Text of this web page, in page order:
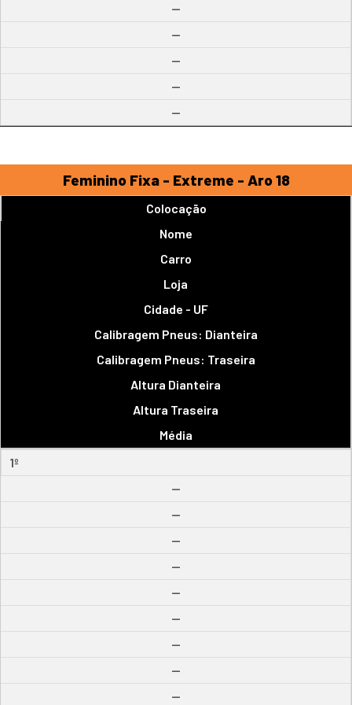
--
--
--
--
--
Feminino Fixa - Extreme - Aro 18
Colocação
Nome
Carro
Loja
Cidade - UF
Calibragem Pneus: Dianteira
Calibragem Pneus: Traseira
Altura Dianteira
Altura Traseira
Média
1º
--
--
--
--
--
--
--
--
--